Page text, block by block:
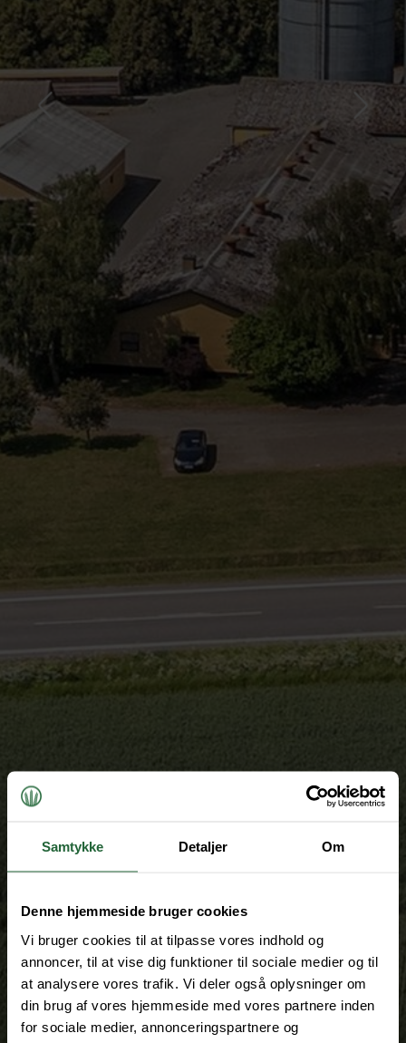
Samtykke Detaljer Om
Denne hjemmeside bruger cookies
Vi bruger cookies til at tilpasse vores indhold og
annoncer, til at vise dig funktioner til sociale medier og til
at analysere vores trafik. Vi deler også oplysninger om
din brug af vores hjemmeside med vores partnere inden
for sociale medier, annonceringspartnere og